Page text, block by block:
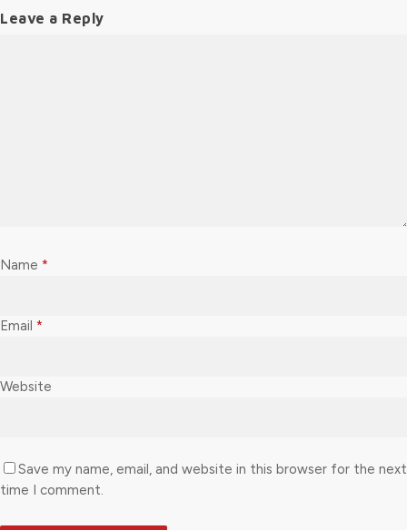
Leave a Reply
Name *
Email *
Website
Save my name, email, and website in this browser for the next
time I comment.